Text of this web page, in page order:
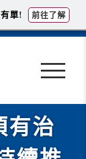
有治
單! 前往了解